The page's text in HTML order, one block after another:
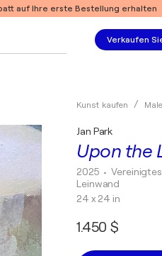
auf Ihre erste Bestellung erhalten
Verkaufen
Kunst kaufen
Upon the
Jan Park
2025 •
Leinwand
24 x 24 in
1.450 $